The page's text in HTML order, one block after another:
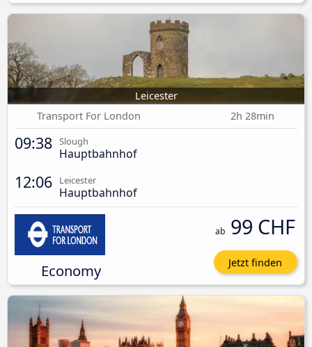
Leicester
Transport For London
2h 28min
09:38 Slough
Hauptbahnhof
12:06 Leicester
Hauptbahnhof
Economy
ab 99 CHF
Jetzt finden